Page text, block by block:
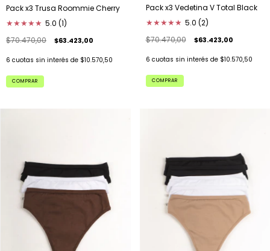
Pack x3 Trusa Roommie Cherry
★★★★★ 5.0 (1)
$70.470,00
$63.423,00
6 cuotas sin interés de $10.570,50
COMPRAR
Pack x3 Vedetina V Total Black
★★★★★ 5.0 (2)
$70.470,00
$63.423,00
6 cuotas sin interés de $10.570,50
COMPRAR